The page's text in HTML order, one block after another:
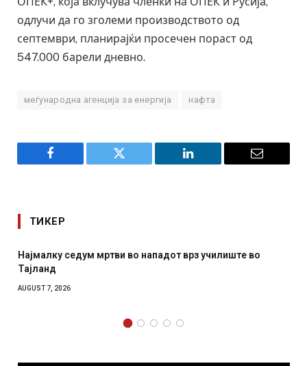
одлучи да го зголеми производството од
септември, планирајќи просечен пораст од
547.000 барели дневно.
меѓународна агенција за енергија нафта
Facebook Twitter LinkedIn Email
ТИКЕР
во
СОЗИС: Украинците повеќе им веруваат на